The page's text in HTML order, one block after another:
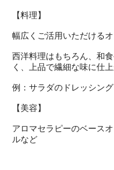
【料理】
幅広くご活用いただけるオ
西洋料理はもちろん、和
く、上品で繊細な味に仕上
例：サラダのドレッシン
【美容】
アロマセラピーのベース
ルなど